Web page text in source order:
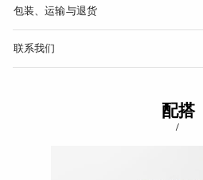
包装、运输与退货
联系我们
配搭
/